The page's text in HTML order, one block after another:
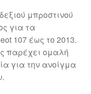
μπροστινού
για τα
107 έως το 2013.
παρέχει ομαλή
για την ανοίγμα